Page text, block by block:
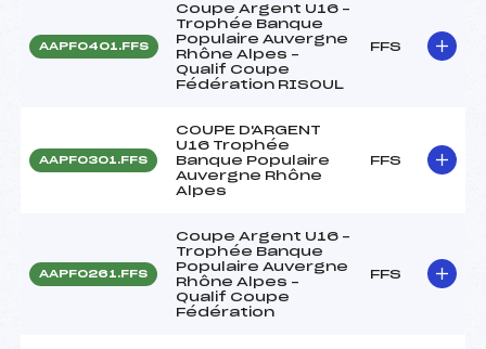
AAPF0401.FFS
Coupe Argent U16 –
Trophée Banque
Populaire Auvergne
Rhône Alpes –
Qualif Coupe
Fédération RISOUL
FFS
AAPF0301.FFS
COUPE D'ARGENT
U16 Trophée
Banque Populaire
Auvergne Rhône
Alpes
FFS
AAPF0261.FFS
Coupe Argent U16 –
Trophée Banque
Populaire Auvergne
Rhône Alpes –
Qualif Coupe
Fédération
FFS